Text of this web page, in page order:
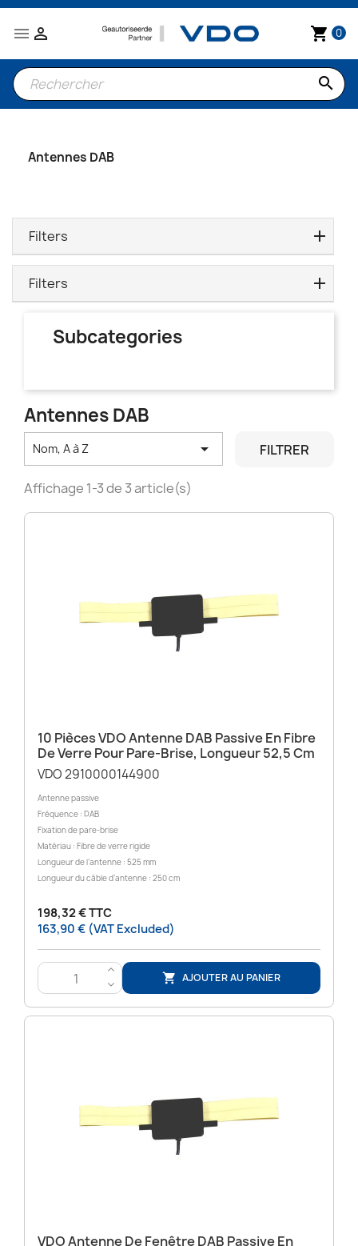
 shopping_cart 0

search
Antennes DAB
Filters
Filters
Subcategories
Antennes DAB
Nom, A à Z  FILTRER
Affichage 1-3 de 3 article(s)
10 Pièces VDO Antenne DAB Passive En Fibre
De Verre Pour Pare-Brise, Longueur 52,5 Cm
VDO 2910000144900
Antenne passive
Fréquence : DAB
Fixation de pare-brise
Matériau : Fibre de verre rigide
Longueur de l’antenne : 525 mm
Longueur du câble d’antenne : 250 cm
198,32 € TTC
163,90 € (VAT Excluded)
>
<
 AJOUTER AU PANIER
VDO Antenne De Fenêtre DAB Passive En